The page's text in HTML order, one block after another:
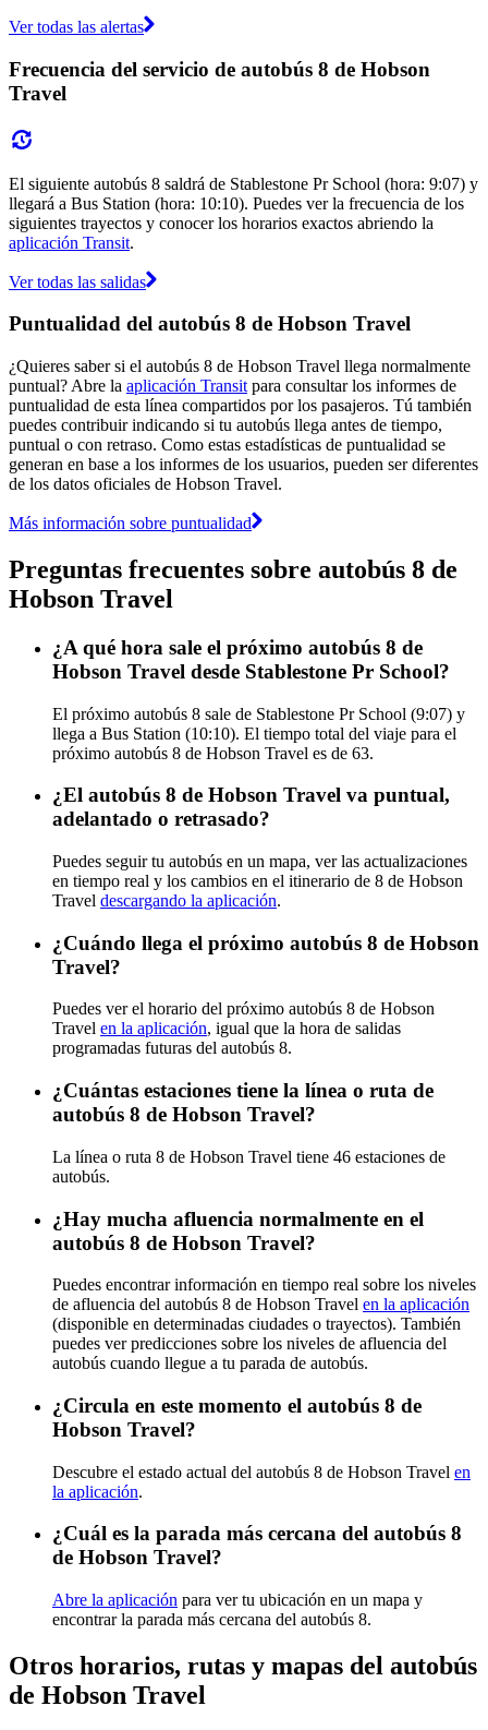
Ver todas las alertas
Frecuencia del servicio de autobús 8 de Hobson
Travel
El siguiente autobús 8 saldrá de Stablestone Pr School (hora: 9:07) y
llegará a Bus Station (hora: 10:10). Puedes ver la frecuencia de los
siguientes trayectos y conocer los horarios exactos abriendo la
aplicación Transit.
Ver todas las salidas
Puntualidad del autobús 8 de Hobson Travel
¿Quieres saber si el autobús 8 de Hobson Travel llega normalmente
puntual? Abre la aplicación Transit para consultar los informes de
puntualidad de esta línea compartidos por los pasajeros. Tú también
puedes contribuir indicando si tu autobús llega antes de tiempo,
puntual o con retraso. Como estas estadísticas de puntualidad se
generan en base a los informes de los usuarios, pueden ser diferentes
de los datos oficiales de Hobson Travel.
Más información sobre puntualidad
Preguntas frecuentes sobre autobús 8 de
Hobson Travel
¿A qué hora sale el próximo autobús 8 de
Hobson Travel desde Stablestone Pr School?
El próximo autobús 8 sale de Stablestone Pr School (9:07) y
llega a Bus Station (10:10). El tiempo total del viaje para el
próximo autobús 8 de Hobson Travel es de 63.
¿El autobús 8 de Hobson Travel va puntual,
adelantado o retrasado?
Puedes seguir tu autobús en un mapa, ver las actualizaciones
en tiempo real y los cambios en el itinerario de 8 de Hobson
Travel descargando la aplicación.
¿Cuándo llega el próximo autobús 8 de Hobson
Travel?
Puedes ver el horario del próximo autobús 8 de Hobson
Travel en la aplicación, igual que la hora de salidas
programadas futuras del autobús 8.
¿Cuántas estaciones tiene la línea o ruta de
autobús 8 de Hobson Travel?
La línea o ruta 8 de Hobson Travel tiene 46 estaciones de
autobús.
¿Hay mucha afluencia normalmente en el
autobús 8 de Hobson Travel?
Puedes encontrar información en tiempo real sobre los niveles
de afluencia del autobús 8 de Hobson Travel en la aplicación
(disponible en determinadas ciudades o trayectos). También
puedes ver predicciones sobre los niveles de afluencia del
autobús cuando llegue a tu parada de autobús.
¿Circula en este momento el autobús 8 de
Hobson Travel?
Descubre el estado actual del autobús 8 de Hobson Travel en
la aplicación.
¿Cuál es la parada más cercana del autobús 8
de Hobson Travel?
Abre la aplicación para ver tu ubicación en un mapa y
encontrar la parada más cercana del autobús 8.
Otros horarios, rutas y mapas del autobús
de Hobson Travel